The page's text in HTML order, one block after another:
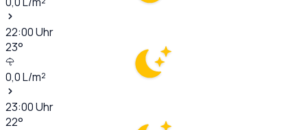
22:00Uhr
23°
0,0L/m²
23:00Uhr
22°